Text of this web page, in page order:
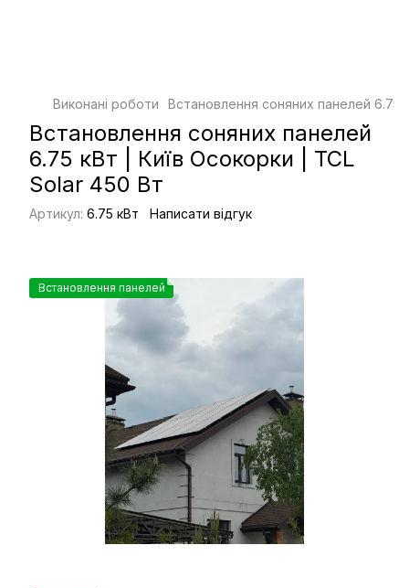
Виконані роботи Встановлення соняних панелей 6.75
Встановлення соняних панелей
6.75 кВт | Київ Осокорки | TCL
Solar 450 Вт
Артикул: 6.75 кВт Написати відгук
Встановлення панелей